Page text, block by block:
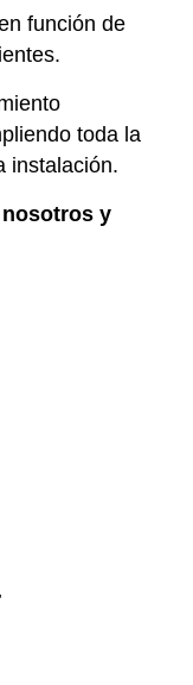
función de
toda la
instalación.
y